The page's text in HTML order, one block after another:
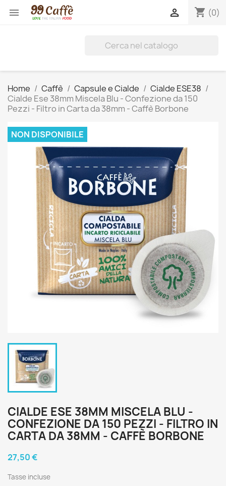
 shopping_cart (0)

Home Caffè Capsule e Cialde
Cialde ESE38
Cialde Ese 38mm Miscela Blu - Confezione da 150
Pezzi - Filtro in Carta da 38mm - Caffè Borbone
NON DISPONIBILE
CIALDE ESE 38MM MISCELA BLU -
CONFEZIONE DA 150 PEZZI - FILTRO IN
CARTA DA 38MM - CAFFÈ BORBONE
27,50 €
Tasse incluse